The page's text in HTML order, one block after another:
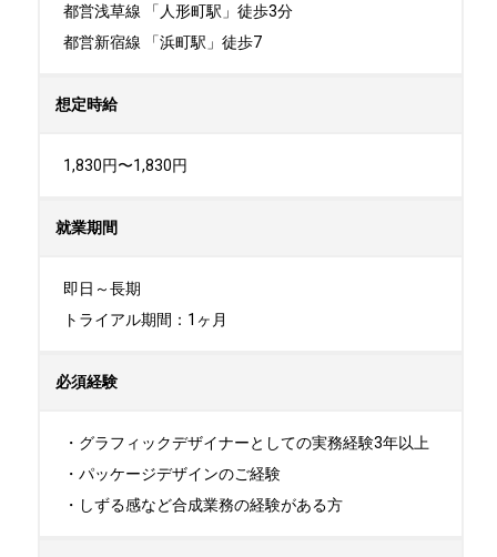
都営浅草線 「人形町駅」徒歩3分
都営新宿線 「浜町駅」徒歩7
想定時給
1,830円〜1,830円
就業期間
即日～長期
トライアル期間：1ヶ月
必須経験
・グラフィックデザイナーとしての実務経験3年以上
・パッケージデザインのご経験
・しずる感など合成業務の経験がある方